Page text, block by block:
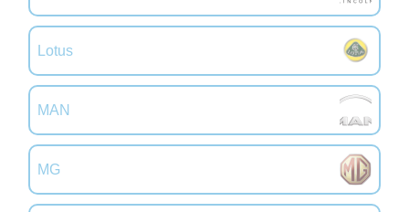
Lotus
MAN
MG